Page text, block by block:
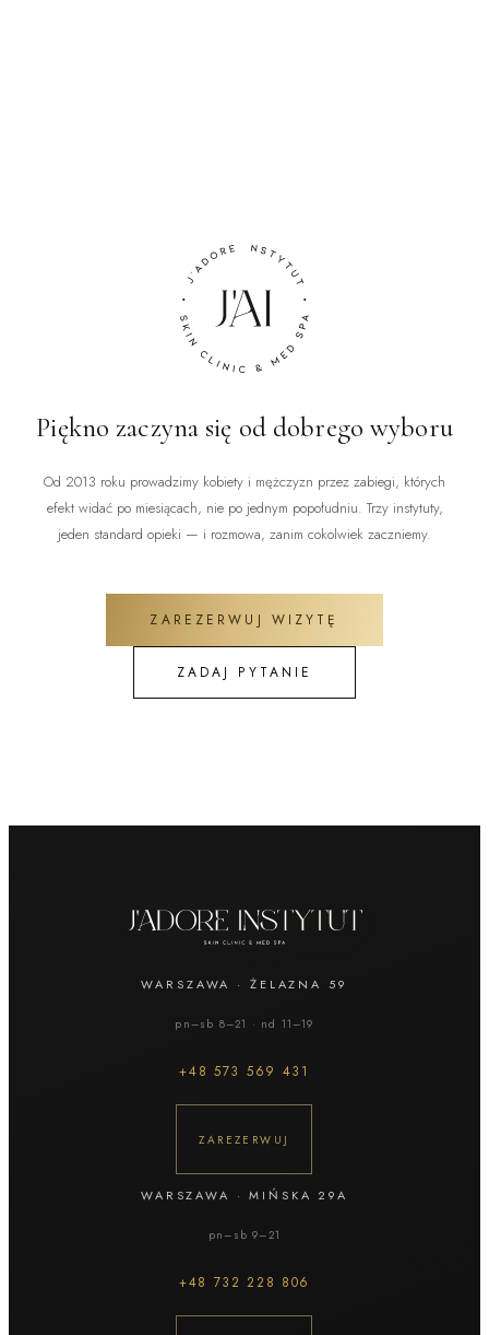
Piękno zaczyna się od dobrego wyboru
Od 2013 roku prowadzimy kobiety i mężczyzn przez zabiegi, których
efekt widać po miesiącach, nie po jednym popołudniu. Trzy instytuty,
jeden standard opieki — i rozmowa, zanim cokolwiek zaczniemy.
ZAREZERWUJ WIZYTĘ
ZADAJ PYTANIE
WARSZAWA · ŻELAZNA 59
pn–sb 8–21 · nd 11–19
+48573 569 431
ZAREZERWUJ
WARSZAWA ·MIŃSKA 29A
pn–sb 9–21
+48 732 228 806